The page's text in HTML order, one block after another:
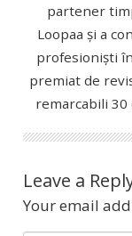
partener
Loopaa și a
profesioniști
premiat de
remarcabili 30
Leave a
Your email